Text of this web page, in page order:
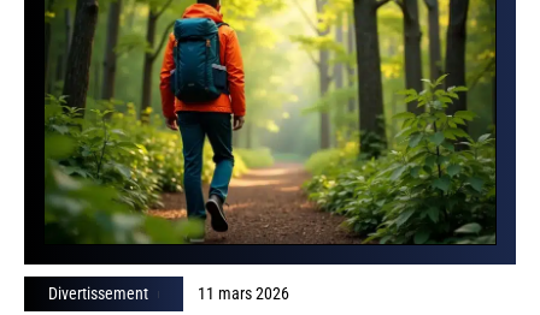
Divertissement 11 mars 2026